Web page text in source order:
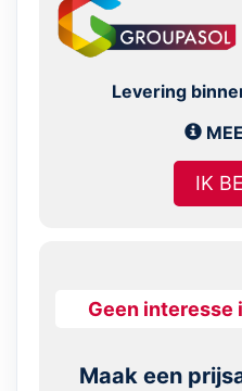
Levering
IK
Geen interesse
Maak een